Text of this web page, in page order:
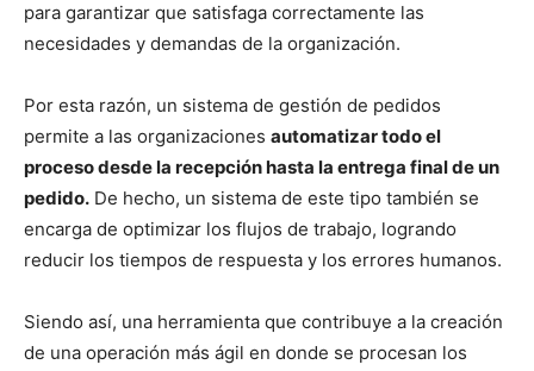
para garantizar que satisfaga correctamente las
necesidades y demandas de la organización.
Por esta razón, un sistema de gestión de pedidos
permite a las organizaciones automatizar todo el
proceso desde la recepción hasta la entrega final de un
pedido. De hecho, un sistema de este tipo también se
encarga de optimizar los flujos de trabajo, logrando
reducir los tiempos de respuesta y los errores humanos.
Siendo así, una herramienta que contribuye a la creación
de una operación más ágil en donde se procesan los